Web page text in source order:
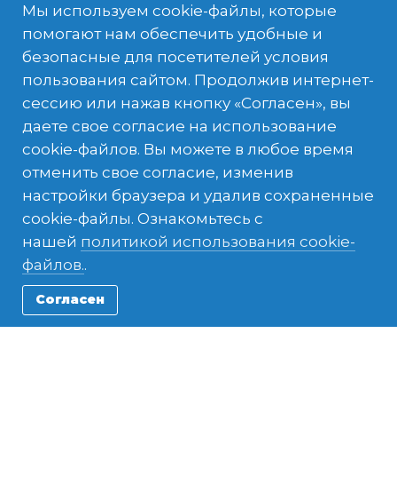
ВЕЛИКОБРИТАНИЯ НА КАРТЕ
Великобритания и
доступные программы
Semestra programma Lielbritānijā
Мы используем cookie-файлы, которые
помогают нам обеспечить удобные и
безопасные для посетителей условия
пользования сайтом. Продолжив интернет-
сессию или нажав кнопку «Согласен», вы
даете свое согласие на использование
cookie-файлов. Вы можете в любое время
отменить свое согласие, изменив
настройки браузера и удалив сохраненные
cookie-файлы. Ознакомьтесь с
нашей политикой использования cookie-
файлов..
Согласен